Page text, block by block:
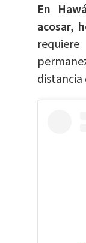
En
acosar,
distancia